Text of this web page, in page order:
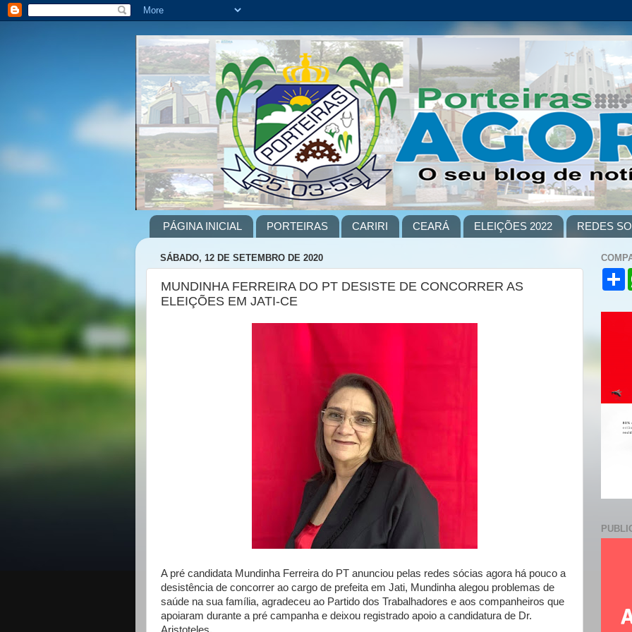
PÁGINA INICIAL PORTEIRAS CARIRI CEARÁ ELEIÇÕES 2022 REDES
SÁBADO, 12 DE SETEMBRO DE 2020
MUNDINHA FERREIRA DO PT DESISTE DE CONCORRER AS
ELEIÇÕES EM JATI-CE
A pré candidata Mundinha Ferreira do PT anunciou pelas redes sócias agora há pouco a
desistência de concorrer ao cargo de prefeita em Jati, Mundinha alegou problemas de
saúde na sua família, agradeceu ao Partido dos Trabalhadores e aos companheiros que
apoiaram durante a pré campanha e deixou registrado apoio a candidatura de Dr.
S